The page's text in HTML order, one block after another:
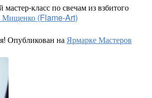
класс по свечам из взбитого
Мищенко (Flame-Art)
Опубликован наЯрмарке Мастеров